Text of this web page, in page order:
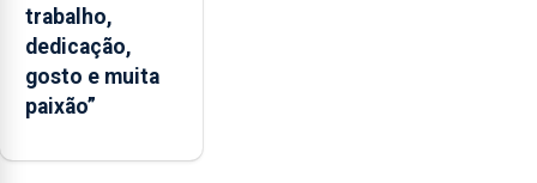
trabalho,
dedicação,
gosto e muita
paixão”